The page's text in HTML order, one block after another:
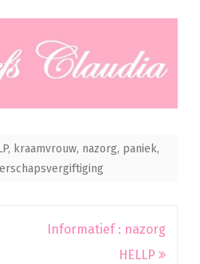
, kraamvrouw, nazorg, paniek,
Informatief : nazorg
HELLP